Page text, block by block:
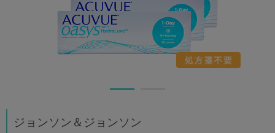
ジョンソン＆ジョンソン